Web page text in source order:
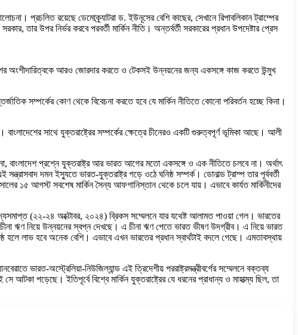
প্রচলিত রয়েছে ডেমোক্র্যাটরা ড. ইউনূসের বেশি কাছের, সেখানে রিপাবলিকান ট্রাম্পের
তার উপর নির্ভর করবে পরবর্তী মার্কিন নীতি। অন্তর্বর্তী সরকারের প্রধান উপদেষ্টার প্রেস
অংশীদারিত্বকে আরও জোরদার করতে ও টেকসই উন্নয়নের জন্য একসঙ্গে কাজ করতে উন্মুখ
সম্পর্কের কোণ থেকে বিবেচনা করতে হবে যে মার্কিন নীতিতে কোনো পরিবর্তন হচ্ছে কিনা।
বাংলাদেশের সাথে যুক্তরাষ্ট্রের সম্পর্কের ক্ষেত্রে চীনেরও একটি গুরুত্বপূর্ণ ভূমিকা আছে। আলী
বাংলাদেশ প্রশ্নে যুক্তরাষ্ট্র আর ভারত আগের মতো একসঙ্গে ও এক নীতিতে চলবে না। অর্থাৎ
দমন ইস্যুতে ভারত-যুক্তরাষ্ট্র গড়ে ওঠে ঘনিষ্ঠ সম্পর্ক। ডোনাল্ড ট্রাম্প তার পূর্ববর্তী
১৫ আগস্ট সবশেষ মার্কিন সৈন্য আফগানিস্তান থেকে চলে যায়। এভাবে কার্যত মার্কিনীদের
(২২-২৪ অক্টোবর, ২০২৪) ব্রিকস সম্মেলনে যার যথেষ্ট আলামত পাওয়া গেল। ভারতের
ঋণ নিয়ে উন্নয়নের স্বপ্ন দেখছে। এ চীনা ঋণ পেতে ভারত ভীষণ উদগ্রীব। এ নিয়ে ভারত
হলে লাভ হবে অনেক বেশি। এভাবে এখন ভারতের প্রধান স্বার্থটাই বদলে গেছে। এমতাবস্থায়
ভারত-অস্ট্রেলিয়া-নিউজিল্যান্ড এই ত্রিদেশীয় পররাষ্ট্রমন্ত্রীবর্গের সম্মেলনে বক্তব্য
পড়েছে। ইতিপূর্বে বিশ্বে মার্কিন যুক্তরাষ্ট্রের যে ধরনের প্রাধান্য ও মাহাত্ম্য ছিল, তা